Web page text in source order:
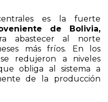
es la fuerte
de Bolivia,
abastecer al norte
más fríos. En los
redujeron a niveles
obliga al sistema a
de la producción